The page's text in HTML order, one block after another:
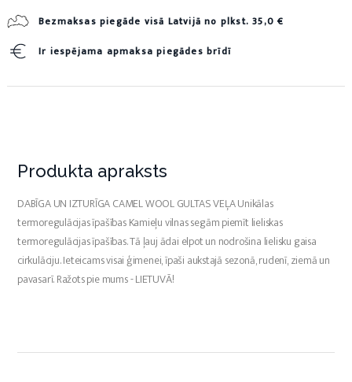
Bezmaksas piegāde visā Latvijā no plkst. 35,0 €
Ir iespējama apmaksa piegādes brīdī
Produkta apraksts
DABĪGA UN IZTURĪGA CAMEL WOOL GULTAS VEĻA Unikālas
termoregulācijas īpašības Kamieļu vilnas segām piemīt lieliskas
termoregulācijas īpašības. Tā ļauj ādai elpot un nodrošina lielisku gaisa
cirkulāciju. Ieteicams visai ģimenei, īpaši aukstajā sezonā, rudenī, ziemā un
pavasarī. Ražots pie mums - LIETUVĀ!